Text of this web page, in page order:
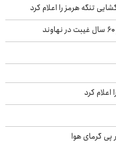
تنگه هرمز را اعلام کرد
کرد
گرمای هوا